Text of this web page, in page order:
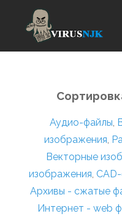
Аудио-файлы,
изображения,
Векторные
изображения,
Архивы - сжатые
Интернет - web